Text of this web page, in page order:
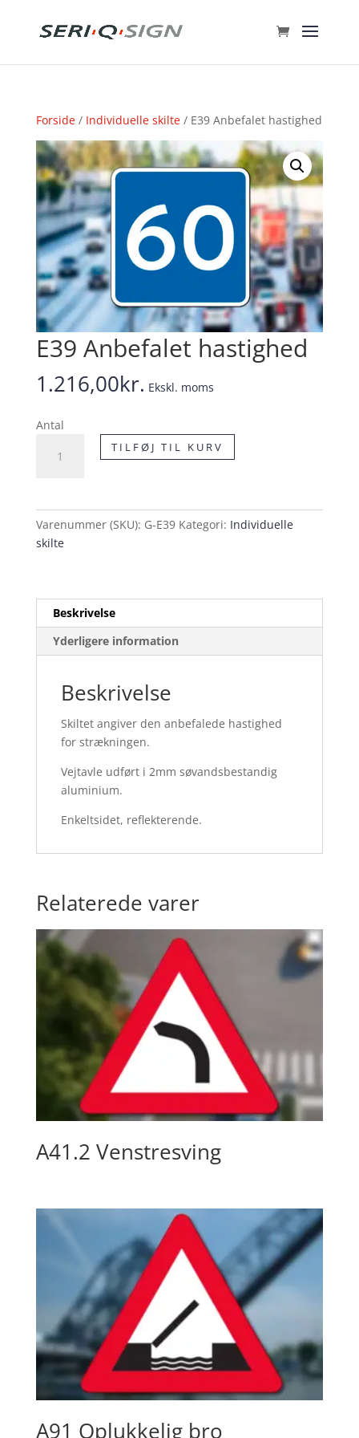
Forside/ Individuelle skilte/ E39 Anbefalet hastighed
E39 Anbefalet hastighed
1.216,00kr. Ekskl. moms
Antal
Anbefalet
TILFØJ TIL KURV
Varenummer (SKU): G-E39 Kategori: Individuelle
skilte
Beskrivelse
Yderligere information
Beskrivelse
Skiltet angiver den anbefalede hastighed
for strækningen.
Vejtavle udført i 2mm søvandsbestandig
aluminium.
Enkeltsidet, reflekterende.
Relaterede varer
A41.2 Venstresving
A91 Oplukkelig bro